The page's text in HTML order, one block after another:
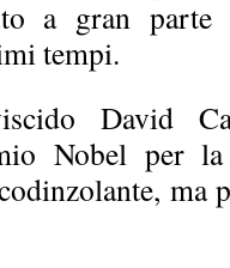
a gran
tempi.
David
Nobel per
ma